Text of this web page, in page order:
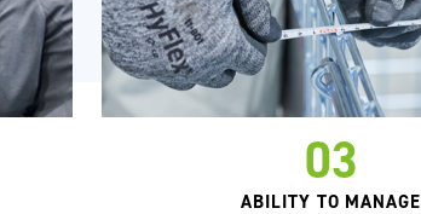
03
ABILITY TO MANAGE